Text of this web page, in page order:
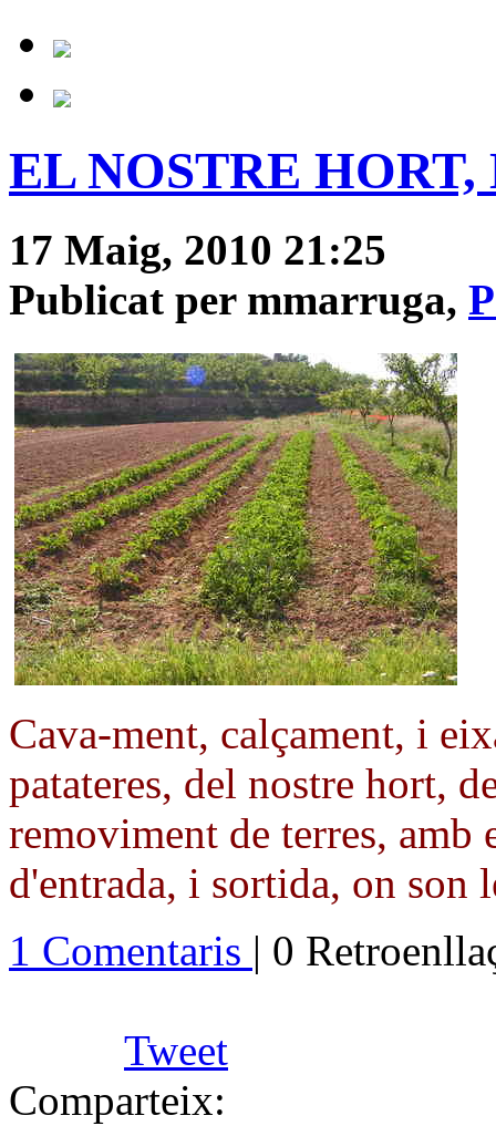
EL NOSTRE HORT,
17 Maig, 2010 21:25
Publicat per mmarruga,
Cava-ment, calçament, i
patateres, del nostre hort,
removiment de terres, amb
d'entrada, i sortida, on son
1 Comentaris | 0
Tweet
Comparteix: